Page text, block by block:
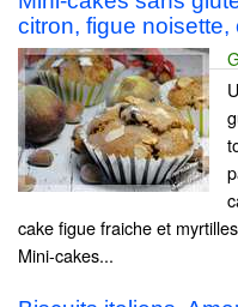
citron, figue
cake figue fraiche et
Mini-cakes...